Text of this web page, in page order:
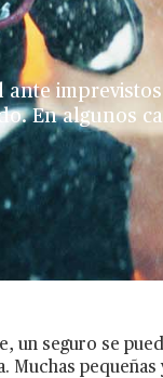
En algunos
un seguro se
Muchas